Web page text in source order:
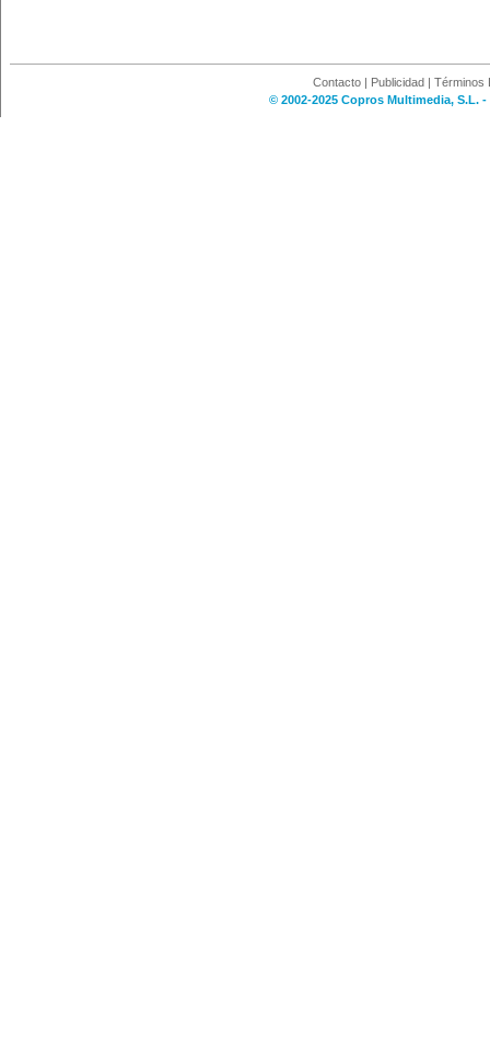
Contacto | Publicidad | Términos
© 2002-2025 Copros Multimedia, S.L.